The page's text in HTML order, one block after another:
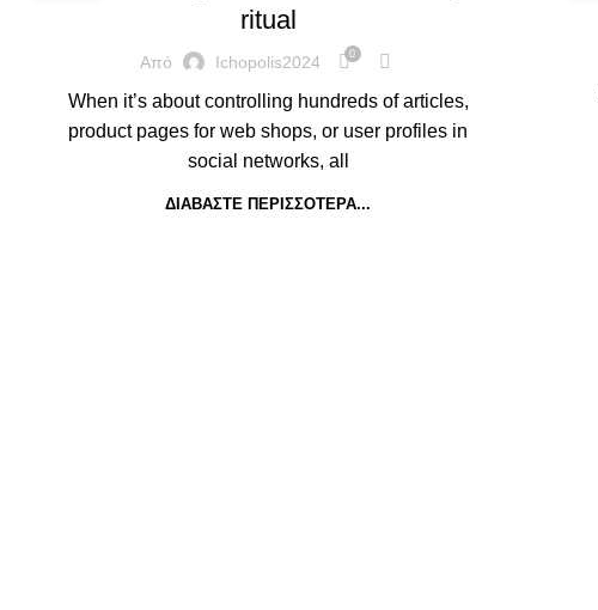
ritual
Από Ichopolis2024 0
When it’s about controlling hundreds of articles,
product pages for web shops, or user profiles in
social networks, all
ΔΙΑΒΆΣΤΕ ΠΕΡΙΣΣΌΤΕΡΑ...